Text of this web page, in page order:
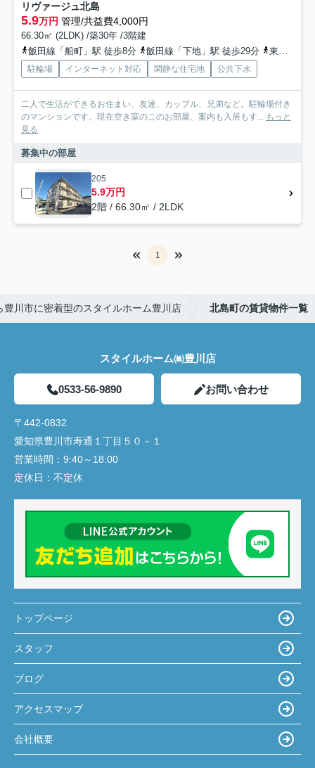
リヴァージュ北島
5.9万円 管理/共益費4,000円
66.30㎡ (2LDK) /築30年 /3階建
飯田線「船町」駅 徒歩8分
飯田線「下地」駅 徒歩29分 東海道本線「豊橋」駅 徒歩21分
駐輪場 インターネット対応 閑静な住宅地 公共下水
二人で生活ができるお住まい、友達、カップル、兄弟など。駐輪場付き
のマンションです。現在空き室のこのお部屋、案内も入居もす... もっと
見る
募集中の部屋
205
5.9万円
2階 / 66.30㎡ / 2LDK
1
豊川市に密着型のスタイルホーム豊川店 北島町の賃貸物件一覧
スタイルホーム㈱豊川店
0533-56-9890 お問い合わせ
〒442-0832
愛知県豊川市寿通１丁目５０－１
営業時間： 9:40～18:00
定休日： 不定休
トップページ
スタッフ
ブログ
アクセスマップ
会社概要